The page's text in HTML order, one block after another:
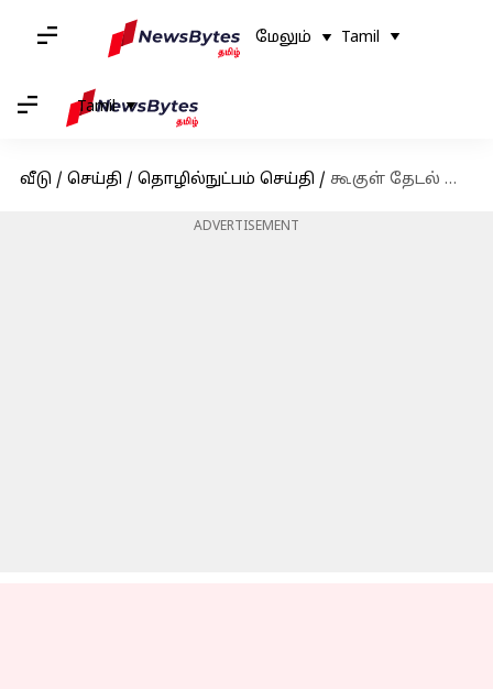
மேலும் Tamil
Tamil
வீடு / செய்தி / தொழில்நுட்பம் செய்தி / கூகுள் தேடல் இப்போது உங்கள் ஆர்வங்களைக் கண்காணித்து அலெர்ட்களை அனுப்பும்
ADVERTISEMENT